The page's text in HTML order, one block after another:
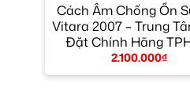
Cách Âm Chống Ồn
Vitara 2007 – Trung
Đặt Chính Hãng
2.100.000₫